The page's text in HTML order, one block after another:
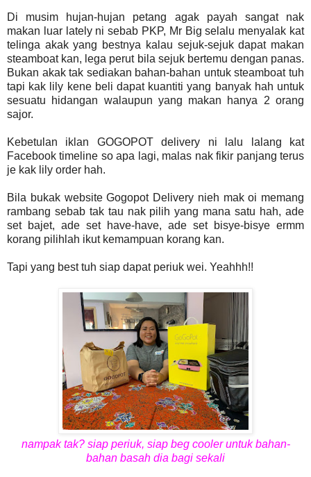
Di musim hujan-hujan petang agak payah sangat nak
makan luar lately ni sebab PKP, Mr Big selalu menyalak kat
telinga akak yang bestnya kalau sejuk-sejuk dapat makan
steamboat kan, lega perut bila sejuk bertemu dengan panas.
Bukan akak tak sediakan bahan-bahan untuk steamboat tuh
tapi kak lily kene beli dapat kuantiti yang banyak hah untuk
sesuatu hidangan walaupun yang makan hanya 2 orang
sajor.
Kebetulan iklan GOGOPOT delivery ni lalu lalang kat
Facebook timeline so apa lagi, malas nak fikir panjang terus
je kak lily order hah.
Bila bukak website Gogopot Delivery nieh mak oi memang
rambang sebab tak tau nak pilih yang mana satu hah, ade
set bajet, ade set have-have, ade set bisye-bisye ermm
korang pilihlah ikut kemampuan korang kan.
Tapi yang best tuh siap dapat periuk wei. Yeahhh!!
nampak tak? siap periuk, siap beg cooler untuk bahan-
bahan basah dia bagi sekali